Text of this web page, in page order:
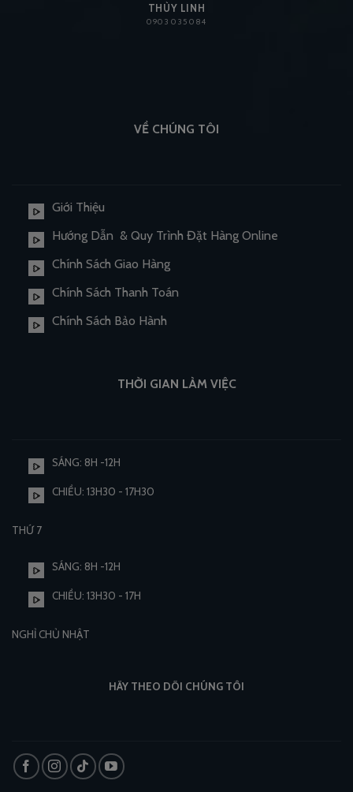
THÙY LINH
0903 035 084
VỀ CHÚNG TÔI
Giới Thiệu
Hướng Dẫn & Quy Trình Đặt Hàng Online
Chính Sách Giao Hàng
Chính Sách Thanh Toán
Chính Sách Bảo Hành
THỜI GIAN LÀM VIỆC
SÁNG: 8H -12H
CHIỀU: 13H30 - 17H30
THỨ 7
SÁNG: 8H -12H
CHIỀU: 13H30 - 17H
NGHỈ CHỦ NHẬT
HÃY THEO DÕI CHÚNG TÔI